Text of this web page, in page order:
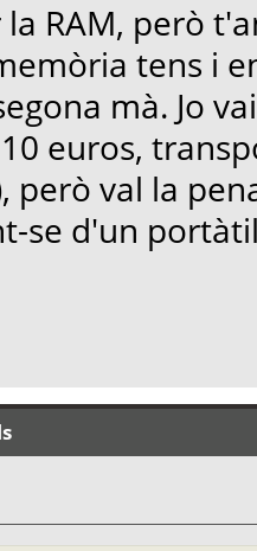
RAM, però
tens i
mà. Jo
euros,
però val la
se d'un